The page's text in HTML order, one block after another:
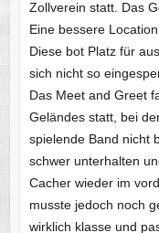
Zollverein statt. Das
Eine bessere
Diese bot Platz für
sich nicht so
Das Meet and Greet
Geländes statt, bei
spielende Band nicht
schwer unterhalten
Cacher wieder im
musste jedoch noch
wirklich klasse und